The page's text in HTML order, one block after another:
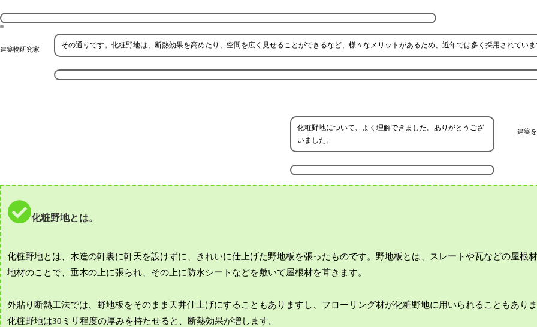
建築物研究家 その通りです。化粧野地は、断熱効果を高めたり、空間を広く見せることができるなど、様々なメリットがあるため、近年では多く採用されていま
建築
化粧野地について、よく理解できました。ありがとうござ
いました。
化粧野地とは。
化粧野地とは、木造の軒裏に軒天を設けずに、きれいに仕上げた野地板を張ったものです。野地板とは、スレートや瓦などの屋根
地材のことで、垂木の上に張られ、その上に防水シートなどを敷いて屋根材を葺きます。
外貼り断熱工法では、野地板をそのまま天井仕上げにすることもありますし、フローリング材が化粧野地に用いられることもありま
化粧野地は30ミリ程度の厚みを持たせると、断熱効果が増します。